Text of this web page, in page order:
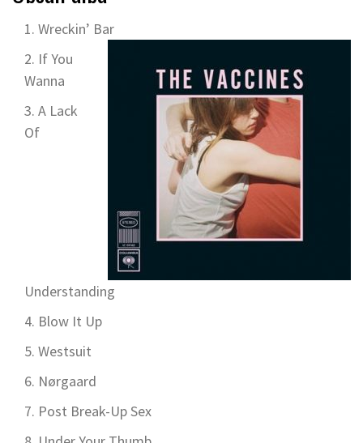
Wreckin’ Bar
If You
Wanna
A Lack
Of
Understanding
Blow It Up
Westsuit
Nørgaard
Post Break-Up Sex